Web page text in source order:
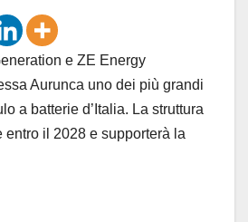
e ZE Energy
Aurunca uno dei più grandi
a batterie d’Italia. La struttura
entro il 2028 e supporterà la